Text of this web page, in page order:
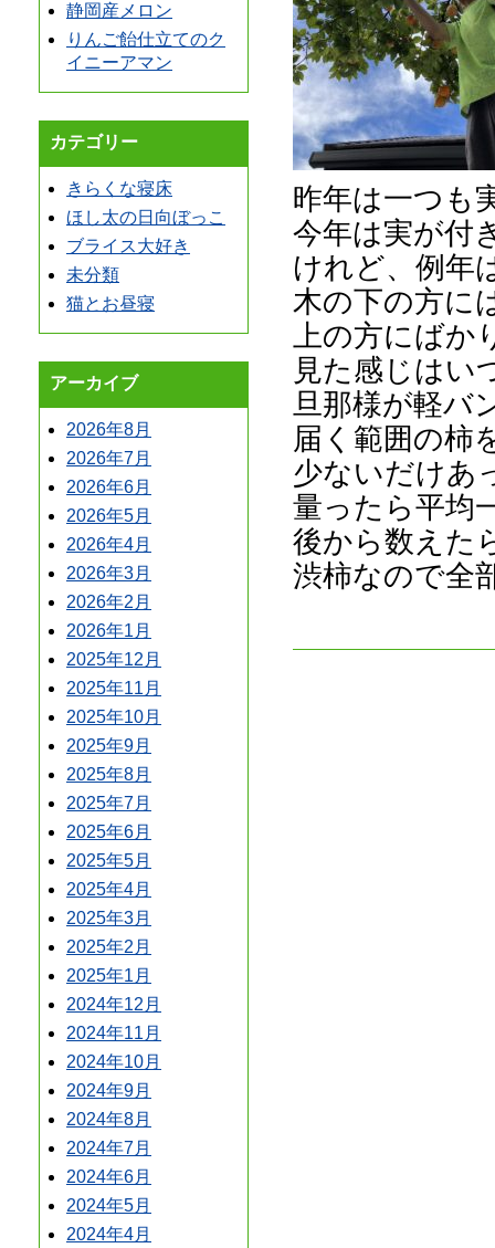
静岡産メロン
りんご飴仕立てのク
イニーアマン
カテゴリー
きらくな寝床
ほし太の日向ぼっこ
ブライス大好き
未分類
猫とお昼寝
アーカイブ
2026年8月
2026年7月
2026年6月
2026年5月
2026年4月
2026年3月
2026年2月
2026年1月
2025年12月
2025年11月
2025年10月
2025年9月
2025年8月
2025年7月
2025年6月
2025年5月
2025年4月
2025年3月
2025年2月
2025年1月
2024年12月
2024年11月
2024年10月
2024年9月
2024年8月
2024年7月
2024年6月
2024年5月
2024年4月
昨年は一つも
今年は実が付
けれど、例年
木の下の方に
上の方にばか
見た感じはい
旦那様が軽バ
届く範囲の柿
少ないだけあ
量ったら平均
後から数えた
渋柿なので全